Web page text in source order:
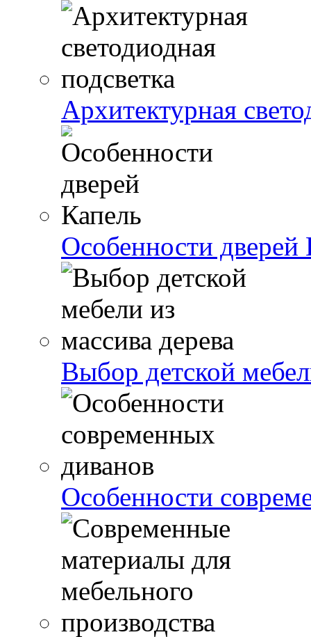
Архитектурная
Особенности дверей
Выбор детской
Особенности